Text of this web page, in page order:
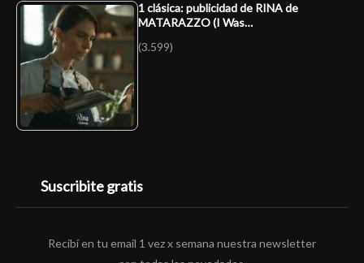
1 clásica: publicidad de RINA de
MATARAZZO (I Was…
(3.599)
Suscribite gratis
Recibí en tu email 1 vez x semana nuestra newsletter